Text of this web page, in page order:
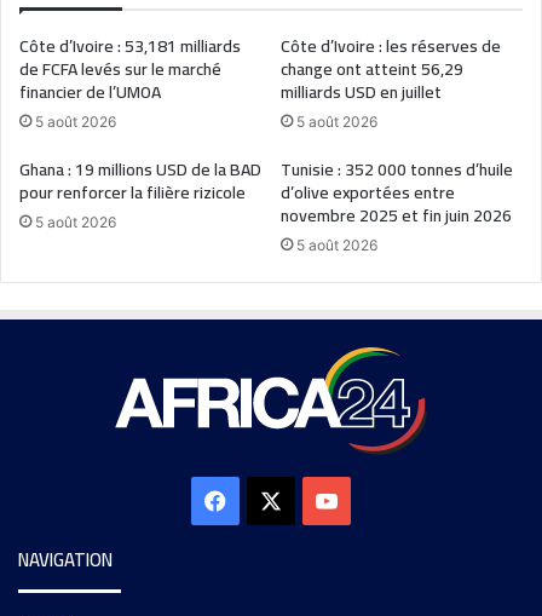
Côte d’Ivoire : 53,181 milliards
de FCFA levés sur le marché
financier de l’UMOA
5 août 2026
Côte d’Ivoire : les réserves de
change ont atteint 56,29
milliards USD en juillet
5 août 2026
Ghana : 19 millions USD de la BAD
pour renforcer la filière rizicole
5 août 2026
Tunisie : 352 000 tonnes d’huile
d’olive exportées entre
novembre 2025 et fin juin 2026
5 août 2026
NAVIGATION